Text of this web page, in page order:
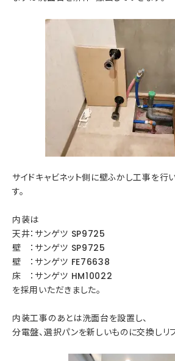
サイドキャビネット側に壁ふかし工事を行
す。
内装は
天井：サンゲツ SP9725
壁 ：サンゲツ SP9725
壁 ：サンゲツ FE76638
床 ：サンゲツ HM10022
を採用いただきました。
内装工事のあとは洗面台を設置し、
分電盤、選択パンを新しいものに交換しリ